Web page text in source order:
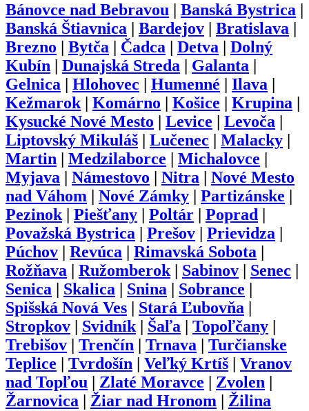
Bánovce nad Bebravou Banská Bystrica
Banská Štiavnica
Bardejov Bratislava
Brezno
Bytča Čadca Detva
Dolný
Kubín
Dunajská Streda Galanta
Gelnica
Hlohovec Humenné Ilava
Kežmarok| Komárno Košice Krupina
Kysucké Nové Mesto
Levice Levoča
Liptovský Mikuláš
Lučenec Malacky
Martin
Medzilaborce Michalovce
Myjava
Námestovo Nitra
Nové Mesto
nad Váhom
Nové Zámky Partizánske
Pezinok| Piešťany Poltár Poprad
Považská Bystrica
Prešov Prievidza
Púchov
Revúca Rimavská Sobota
Rožňava
Ružomberok| Sabinov Senec
Senica
Skalica Snina Sobrance
Spišská Nová Ves
Stará Ľubovňa
Stropkov
Svidník| Šaľa Topoľčany
Trebišov
Trenčín Trnava
Turčianske
Teplice
Tvrdošín Veľký Krtíš
Vranov
nad Topľou
Zlaté Moravce Zvolen
Žarnovica
Žiar nad Hronom Žilina